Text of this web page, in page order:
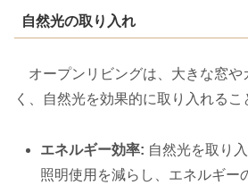
自然光の取り入れ
オープンリビングは、大きな窓や
く、自然光を効果的に取り入れるこ
エネルギー効率: 自然光を取り
照明使用を減らし、エネルギー